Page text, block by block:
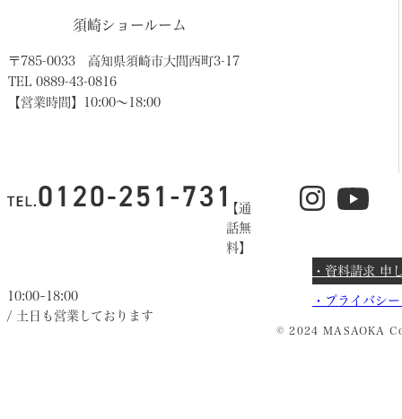
須崎ショールーム
〒785-0033 高知県須崎市大間西町3-17
TEL 0889-43-0816
【営業時間】10:00〜18:00
【通
話無
料】
10:00~18:00
/ 土日も営業しております
・資料請求 申
・ プライバシ
© 2024 MASAOKA